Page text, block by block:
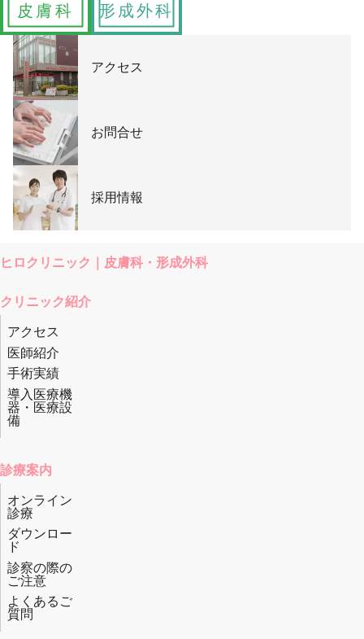
皮膚科 形成外科
アクセス
お問合せ
採用情報
ヒロクリニック｜皮膚科・形成外科
クリニック紹介
アクセス
医師紹介
手術実績
導入医療機
器・医療設
備
診療案内
オンライン
診療
ダウンロー
ド
診察の際の
ご注意
よくあるご
質問